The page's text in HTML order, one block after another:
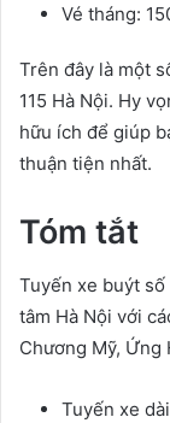
Vé tháng:
Trên đây là một
115 Hà Nội. Hy
hữu ích để giúp
thuận tiện nhất.
Tóm tắt
Tuyến xe buýt
tâm Hà Nội với
Chương Mỹ, Ứng
Tuyến xe